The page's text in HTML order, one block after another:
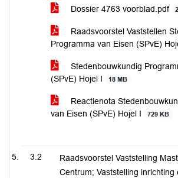
Dossier 4763 voorblad.pdf
Raadsvoorstel Vaststellen
Programma van Eisen (SPvE)
Stedenbouwkundig
(SPvE) Hojel I
18 MB
Reactienota
van Eisen (SPvE) Hojel I
729 KB
3.2
Raadsvoorstel Vaststelling
Centrum; Vaststelling inrichting